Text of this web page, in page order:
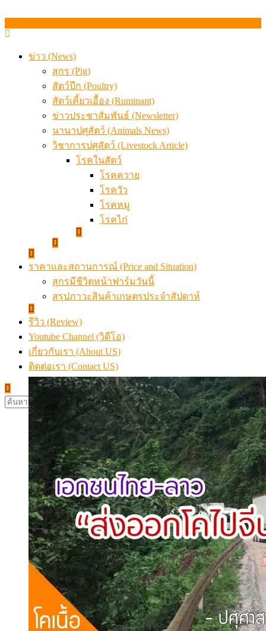
ข่าว (News)
สุกร (Pig)
สัตว์ปีก (Poultry)
สัตว์เคี้ยวเอื้อง (Ruminant)
ข่าวประชาสัมพันธ์ (Newsletter)
นานาปศุสัตว์ (Animals News)
วิชาการปศุสัตว์ (Livestock Article)
โรคในสัตว์
โรคควาย
โรควัว
โรคหมู
โรคไก่
ราคาและสถานการณ์ (Price and Situation)
สุกรมีชีวิตหน้าฟาร์มวันนี้
สรุปภาวะสินค้าเกษตรประจำสัปดาห์
รีวิว (Review)
Youtube Channel (วิดีโอ)
เกี่ยวกับเรา (About US)
ติดต่อเรา (Contact US)
ค้นหา
สำหรับ: